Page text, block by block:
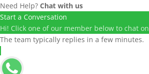
Need Help? Chat with us
Start a Conversation
Hi! Click one of our member below to chat on
The team typically replies in a few minutes.